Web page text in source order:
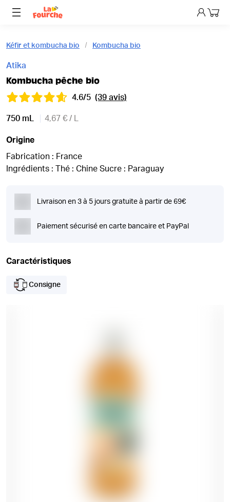
Mon
Kéfir et kombucha bio Kombucha bio
Atika
Kombucha pêche bio
4.6/5 (39 avis)
750 mL 4,67 € / L
Origine
Fabrication : France
Ingrédients : Thé : Chine Sucre : Paraguay
Livraison en 3 à 5 jours gratuite à partir de 69€
Paiement sécurisé en carte bancaire et PayPal
Caractéristiques
Consigne